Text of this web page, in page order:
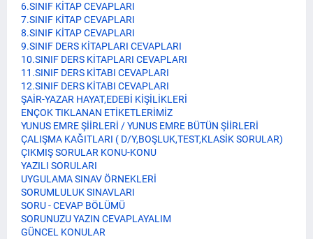
6.SINIF KİTAP CEVAPLARI
7.SINIF KİTAP CEVAPLARI
8.SINIF KİTAP CEVAPLARI
9.SINIF DERS KİTAPLARI CEVAPLARI
10.SINIF DERS KİTAPLARI CEVAPLARI
11.SINIF DERS KİTABI CEVAPLARI
12.SINIF DERS KİTABI CEVAPLARI
ŞAİR-YAZAR HAYAT,EDEBİ KİŞİLİKLERİ
ENÇOK TIKLANAN ETİKETLERİMİZ
YUNUS EMRE ŞİİRLERİ / YUNUS EMRE BÜTÜN ŞİİRLERİ
ÇALIŞMA KAĞITLARI ( D/Y,BOŞLUK,TEST,KLASİK SORULAR)
ÇIKMIŞ SORULAR KONU-KONU
YAZILI SORULARI
UYGULAMA SINAV ÖRNEKLERİ
SORUMLULUK SINAVLARI
SORU - CEVAP BÖLÜMÜ
SORUNUZU YAZIN CEVAPLAYALIM
GÜNCEL KONULAR